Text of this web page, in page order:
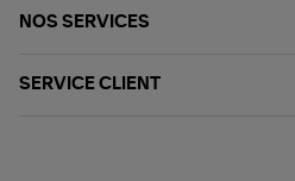
NOS SERVICES
SERVICE CLIENT